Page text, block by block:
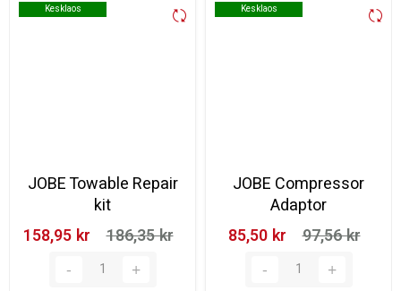
Kesklaos
Kesklaos
JOBE Towable Repair
kit
158,95 kr‎
186,35 kr‎
Kesklaos
Kesklaos
JOBE Compressor
Adaptor
85,50 kr‎
97,56 kr‎